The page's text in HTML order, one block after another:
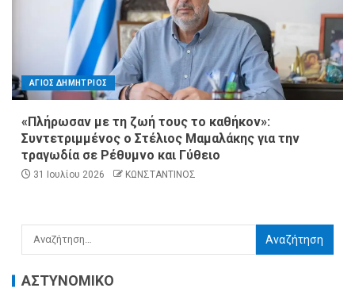
ΑΓΙΟΣ ΔΗΜΗΤΡΙΟΣ
«Πλήρωσαν με τη ζωή τους το καθήκον»:
Συντετριμμένος ο Στέλιος Μαμαλάκης για την
τραγωδία σε Ρέθυμνο και Γύθειο
31 Ιουλίου 2026 ΚΩΝΣΤΑΝΤΙΝΟΣ
ΑΣΤΥΝΟΜΙΚΟ